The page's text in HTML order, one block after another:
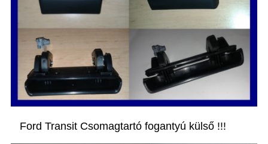
Ford Transit Csomagtartó fogantyú külső !!!